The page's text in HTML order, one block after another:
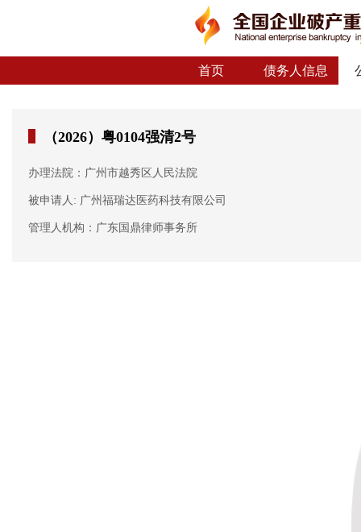
首页 债务人信息
（2026）粤0104强清2号
办理法院：广州市越秀区人民法院
被申请人: 广州福瑞达医药科技有限公司
管理人机构：广东国鼎律师事务所